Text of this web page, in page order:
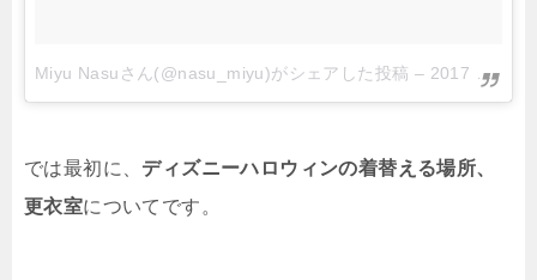
Miyu Nasuさん(@nasu_miyu)がシェアした投稿 – 2017 10月 22 3:02午前 PDT
では最初に、 ディズニーハロウィンの着替える場所、
更衣室についてです。